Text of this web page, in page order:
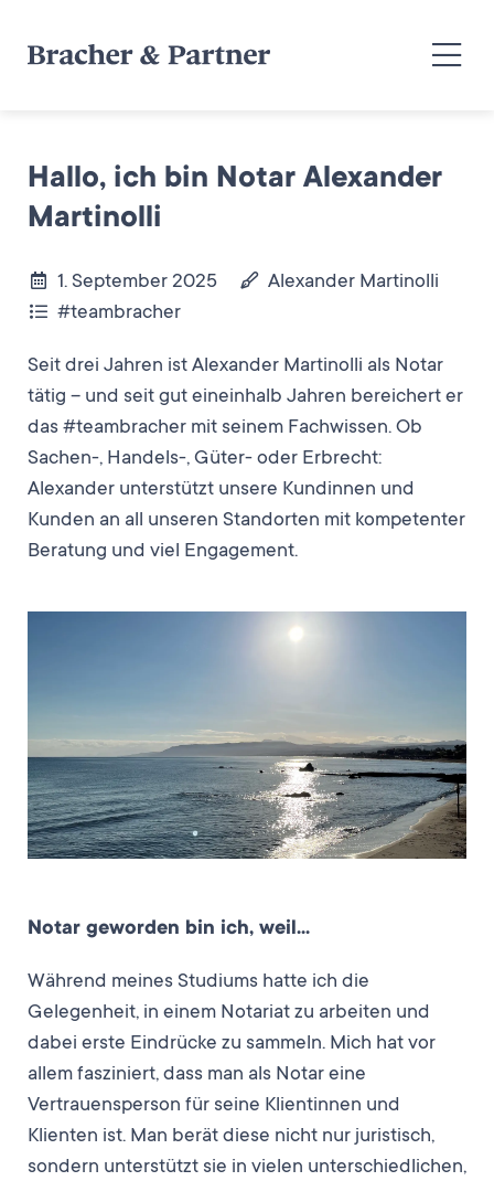
Hallo, ich bin Notar Alexander
Martinolli
1. September 2025
Alexander Martinolli
#teambracher
Seit drei Jahren ist Alexander Martinolli als Notar
tätig – und seit gut eineinhalb Jahren bereichert er
das #teambracher mit seinem Fachwissen. Ob
Sachen-, Handels-, Güter- oder Erbrecht:
Alexander unterstützt unsere Kundinnen und
Kunden an all unseren Standorten mit kompetenter
Beratung und viel Engagement.
Notar geworden bin ich, weil…
Während meines Studiums hatte ich die
Gelegenheit, in einem Notariat zu arbeiten und
dabei erste Eindrücke zu sammeln. Mich hat vor
allem fasziniert, dass man als Notar eine
Vertrauensperson für seine Klientinnen und
Klienten ist. Man berät diese nicht nur juristisch,
sondern unterstützt sie in vielen unterschiedlichen,